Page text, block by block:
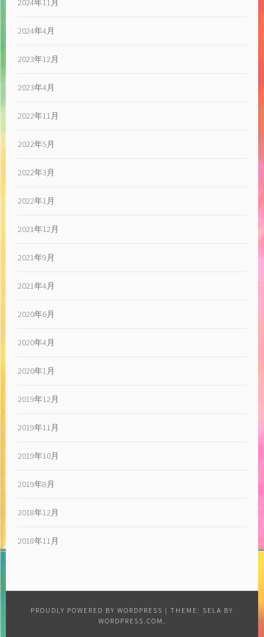
2024年11月
2024年4月
2023年12月
2023年4月
2022年11月
2022年5月
2022年3月
2022年1月
2021年12月
2021年9月
2021年4月
2020年6月
2020年4月
2020年1月
2019年12月
2019年11月
2019年10月
2019年8月
2018年12月
2018年11月
PROUDLY POWERED BY WORDPRESS | THEME: SELA BY
WORDPRESS.COM